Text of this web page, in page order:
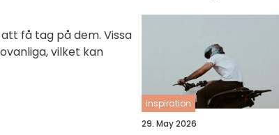
få tag på dem. Vissa
vilket kan
inspiration
29. May 2026